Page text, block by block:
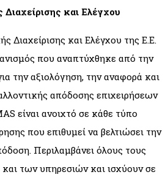
και Ελέγχου
Διαχείρισης και Ελέγχου της Ε.Ε.
που αναπτύχθηκε από την
την αξιολόγηση, την αναφορά και
απόδοσης επιχειρήσεων
είναι ανοιχτό σε κάθε τύπο
που επιθυμεί να βελτιώσει την
Περιλαμβάνει όλους τους
και των υπηρεσιών και ισχύουν σε